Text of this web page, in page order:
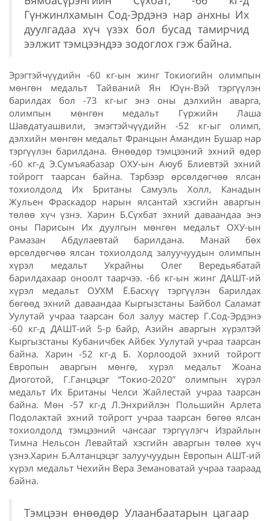
Гүнжинлхамын Сод-Эрдэнэ нар анхны Их
дуулгадаа хүч үзэх бол бусад тамирчид
ээлжит тэмцээндээ зодоглох гэж байна.
Эрэгтэйчүүдийн -60 кг-ын жинг Токиогийн олимпын
мөнгөн медальт Тайваний Ян Юүн-Вэй тэргүүлэн
барилдах бол -73 кг-ыг энэ оны дэлхийн аварга,
олимпын мөнгөн медальт Гүржийн Лаша
Шавдатуашвили, эмэгтэйчүүдийн -52 кг-ыг олимп,
дэлхийн мөнгөн медальт Францын Амандин Бушар нар
тэргүүлэн барилдана. Өнөөдөр тэмцээний эхний өдөр
-60 кг-д Э.Сумъяабазар ОХУ-ын Аюуб Блиевтэй эхний
тойрогт таарсан байна. Тэрбээр өрсөлдөгчөө ялсан
тохиолдолд Их Британы Самуэль Холл, Канадын
Жульен Фраскадор нарын ялсантай хэсгийн аваргын
төлөө хүч үзнэ. Харин Б.Сүхбат эхний даваандаа энэ
оны Парисын Их дуулгын мөнгөн медальт ОХУ-ын
Рамазан Абдулаевтай барилдана. Манай бөх
өрсөлдөгчөө ялсан тохиолдолд залуучуудын олимпын
хүрэл медальт Украйны Олег Вередьябатай
барилдахаар оноолт таарчээ. -66 кг-ын жинг ДАШТ-ий
хүрэл медальт ОУХМ Ё.Басхүү тэргүүлэн барилдах
бөгөөд эхний даваандаа Кыргызстаны Байбол Саламат
Уулутай учраа таарсан бол залуу мастер Г.Сод-Эрдэнэ
-60 кг-д ДАШТ-ий 5-р байр, Азийн аваргын хүрэлтэй
Кыргызстаны Кубаничбек Айбек Уулутай учраа таарсан
байна. Харин -52 кг-д Б. Хорлоодой эхний тойрогт
Европын аваргын мөнгө, хүрэл медальт Жоана
Диоготой, Г.Ганцэцэг “Токио-2020” олимпын хүрэл
медальт Их Британы Челси Жайлестай учраа таарсан
байна. Мөн -57 кг-д Л.Энхрийлэн Польшийн Арлета
Подолактай эхний тойрогт учраа таарсан бөгөө ялсан
тохиолдолд тэмцээний чансааг тэргүүлэгч Израйлын
Тимна Нельсон Левайтай хэсгийн аваргын төлөө хүч
үзнэ.Харин Б.Алтанцэцэг залуучуудын Европын АШТ-ий
хүрэл медальт Чехийн Вера Земановатай учраа таараад
байна.
Тэмцээн өнөөдөр Улаанбаатарын цагаар